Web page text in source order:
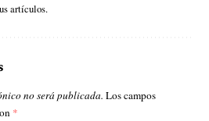
artículos.
no será publicada. Los campos
*